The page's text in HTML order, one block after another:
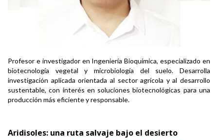
Profesor e investigador en Ingeniería Bioquímica, especializado en
biotecnología vegetal y microbiología del suelo. Desarrolla
investigación aplicada orientada al sector agrícola y al desarrollo
sustentable, con interés en soluciones biotecnológicas para una
producción más eficiente y responsable.
Aridisoles: una ruta salvaje bajo el desierto